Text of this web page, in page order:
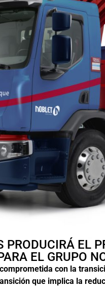
PRODUCIRÁ EL
EL GRUPO
con la
que implica la